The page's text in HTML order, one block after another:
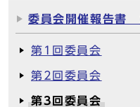
委員会開催報告書
第1回委員会
第2回委員会
第3回委員会